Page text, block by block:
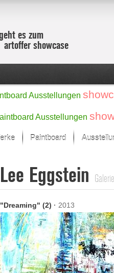
es zum
artoffer showcase
Ausstellungen
Ausstellungen
letzte Monat im Fokus
Fokus-Werke
Werke
Werke – Auswahl
neuen Werke
Paintboard
Lee Eggstein Galerie
"Dreaming" (2) · 2013